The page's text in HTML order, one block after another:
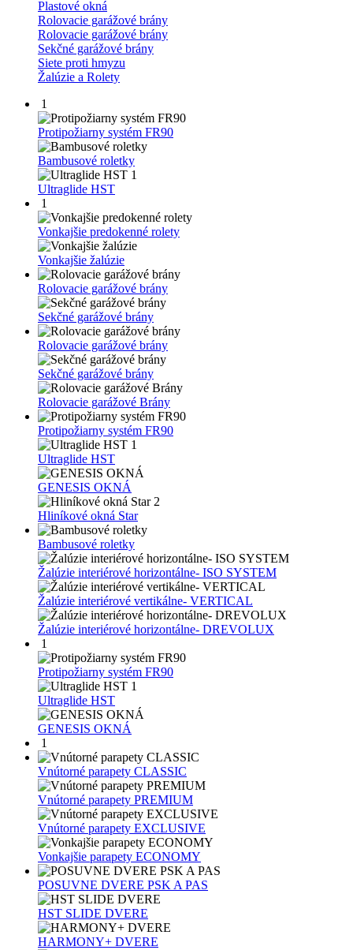
Plastové okná
Rolovacie garážové brány
Rolovacie garážové brány
Sekčné garážové brány
Siete proti hmyzu
Žalúzie a Rolety
1
Protipožiarny systém FR90
Bambusové roletky
1
Ultraglide HST
1
Vonkajšie predokenné rolety
Vonkajšie žalúzie
Rolovacie garážové brány
Sekčné garážové brány
Rolovacie garážové brány
Sekčné garážové brány
Rolovacie garážové Brány
Protipožiarny systém FR90
1
Ultraglide HST
GENESIS OKNÁ
2
Hliníkové okná Star
Bambusové roletky
Žalúzie interiérové horizontálne- ISO SYSTEM
Žalúzie interiérové vertikálne- VERTICAL
Žalúzie interiérové horizontálne- DREVOLUX
1
Protipožiarny systém FR90
1
Ultraglide HST
GENESIS OKNÁ
1
Vnútorné parapety CLASSIC
Vnútorné parapety PREMIUM
Vnútorné parapety EXCLUSIVE
Vonkajšie parapety ECONOMY
POSUVNE DVERE PSK A PAS
HST SLIDE DVERE
HARMONY+ DVERE